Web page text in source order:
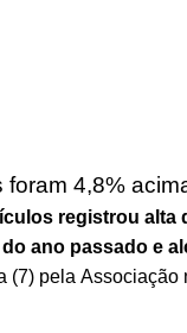
foram 4,8%
registrou alta
ano passado e
(7) pela